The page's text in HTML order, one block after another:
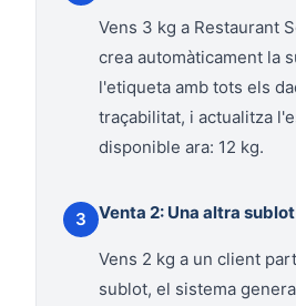
Vens 3 kg a Restaurant
crea automàticament la
l'etiqueta amb tots els
traçabilitat, i actualitza
disponible ara: 12 kg.
3 Venta 2: Una altra sublot
Vens 2 kg a un client
sublot, el sistema